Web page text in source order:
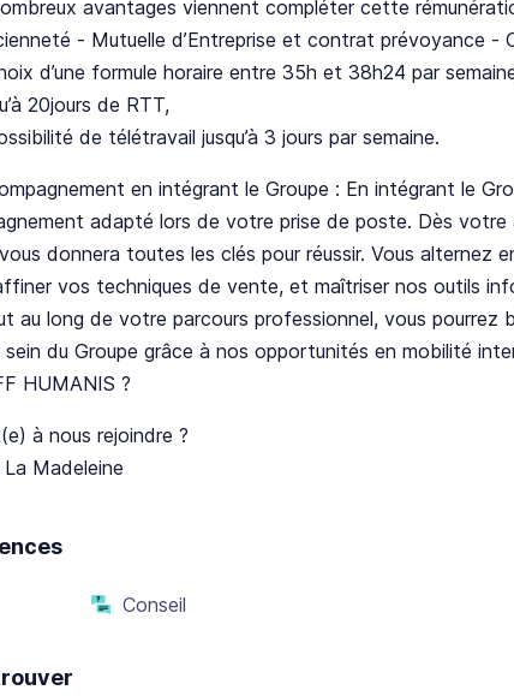
avantages viennent compléter cette
- Mutuelle d’Entreprise et contrat prévoyance -
d’une formule horaire entre 35h et 38h24 par
20jours de RTT,
de télétravail jusqu’à 3 jours par semaine.
en intégrant le Groupe : En intégrant le
adapté lors de votre prise de poste. Dès
donnera toutes les clés pour réussir. Vous alternez
vos techniques de vente, et maîtriser nos outils
au long de votre parcours professionnel, vous
sein du Groupe grâce à nos opportunités en mobilité
HUMANIS ?
à nous rejoindre ?
La Madeleine
Conseil